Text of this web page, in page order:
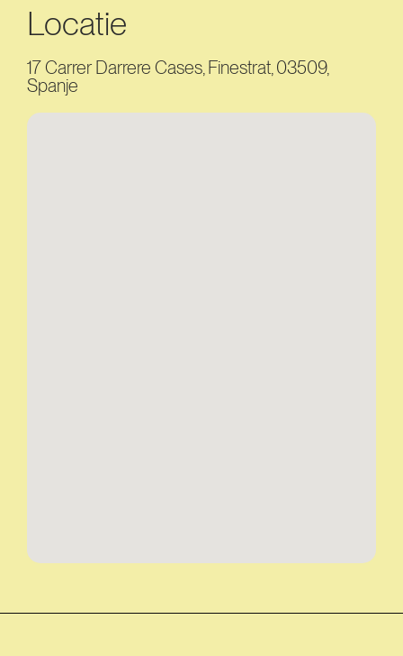
Locatie
17 Carrer Darrere Cases, Finestrat, 03509,
Spanje